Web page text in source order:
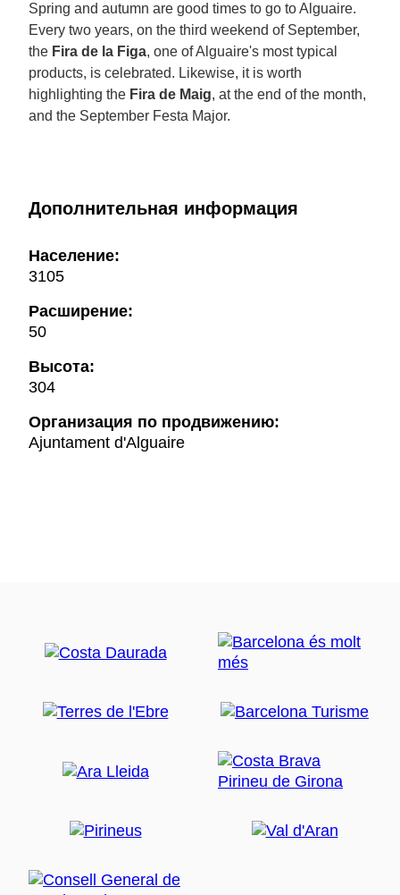
Spring and autumn are good times to go to Alguaire.
Every two years, on the third weekend of September,
the Fira de la Figa, one of Alguaire's most typical
products, is celebrated. Likewise, it is worth
highlighting the Fira de Maig, at the end of the month,
and the September Festa Major.
Дополнительная информация
Население:
3105
Расширение:
50
Высота:
304
Oрганизация по продвижению:
Ajuntament d'Alguaire